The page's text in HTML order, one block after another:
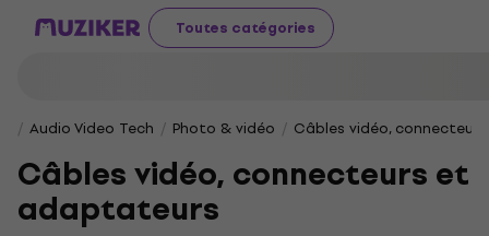
Toutes catégories
Audio Video Tech Photo & vidéo Câbles vidéo,
Câbles vidéo, connecteurs et
adaptateurs